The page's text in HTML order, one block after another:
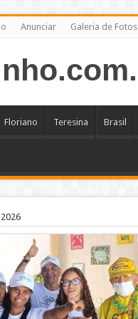
Anunciar Galeria de Fotos
Floriano Teresina Brasil